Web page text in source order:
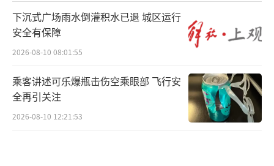
下沉式广场雨水倒灌积水已退 城区运行
安全有保障
2026-08-10 08:01:55
乘客讲述可乐爆瓶击伤空乘眼部 飞行安
全再引关注
2026-08-10 12:21:53